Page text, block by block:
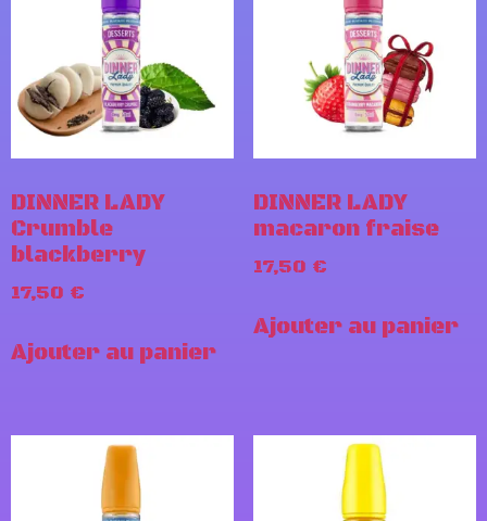
DINNER LADY
Crumble
blackberry
17,50 €
Ajouter au panier
DINNER LADY
macaron fraise
17,50 €
Ajouter au panier